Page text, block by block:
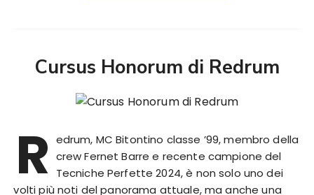
Cursus Honorum di Redrum
R edrum, MC Bitontino classe ’99, membro della
crew Fernet Barre e recente campione del
Tecniche Perfette 2024, è non solo uno dei
volti più noti del panorama attuale, ma anche una